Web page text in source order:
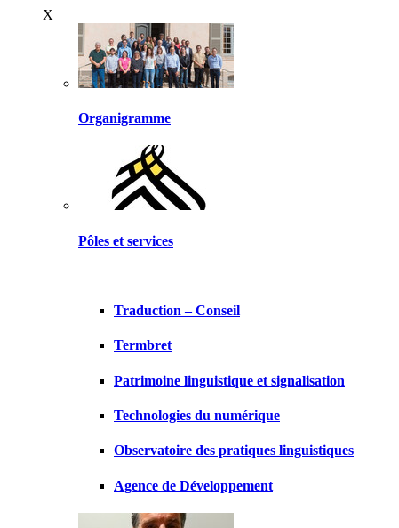
X
Organigramme
Pôles et services
Traduction – Conseil
Termbret
Patrimoine linguistique et signalisation
Technologies du numérique
Observatoire des pratiques linguistiques
Agence de Développement